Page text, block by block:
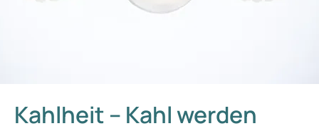
Kahlheit – Kahl werden